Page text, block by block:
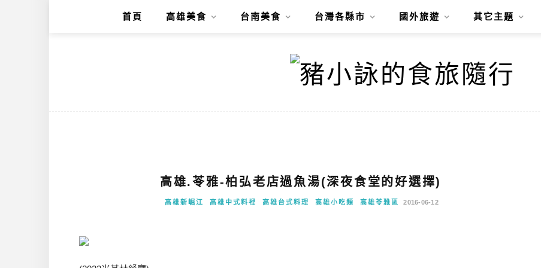
首頁 高雄美食 台南美食 台灣各縣市 國外旅遊 其它主題
高雄.苓雅-柏弘老店過魚湯(深夜食堂的好選擇)
高雄新崛江 高雄中式料裡 高雄台式料理 高雄小吃類 高雄苓雅區 2016-06-12